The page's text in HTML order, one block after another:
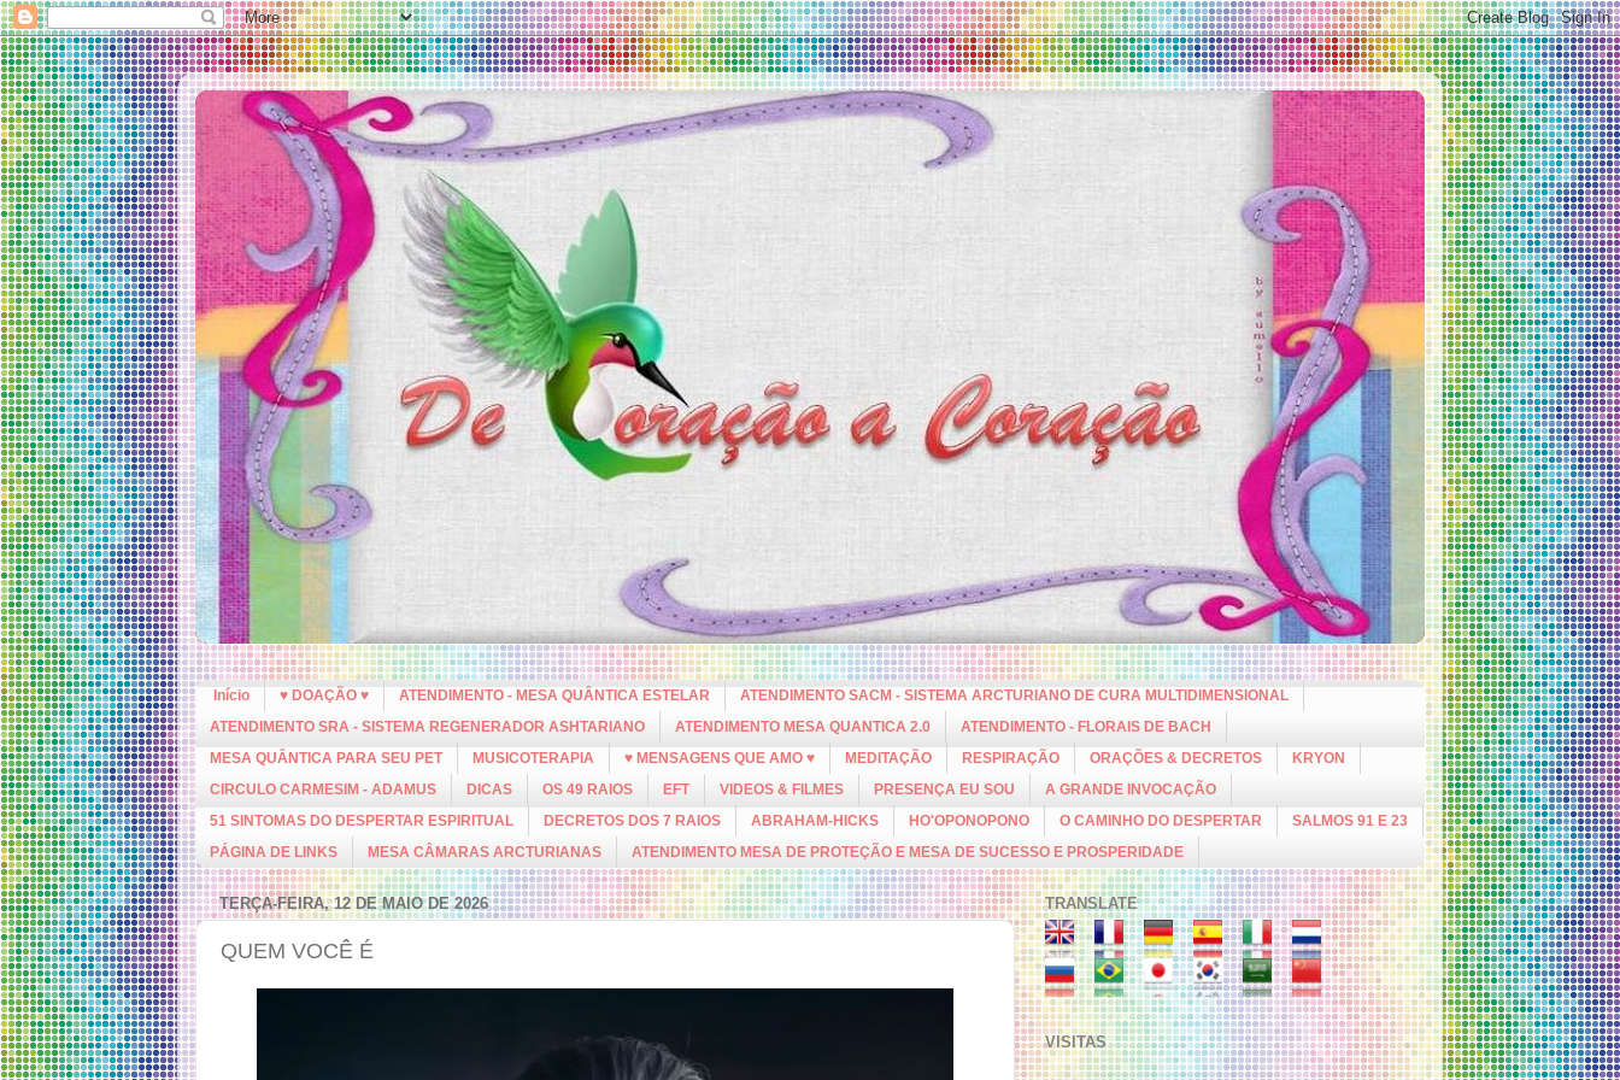
Início ♥ DOAÇÃO ♥ ATENDIMENTO - MESA QUÂNTICA ESTELAR
ATENDIMENTO SACM - SISTEMA ARCTURIANO DE CURA MULTIDIMENSIONAL
ATENDIMENTO SRA - SISTEMA REGENERADOR ASHTARIANO
ATENDIMENTO MESA QUANTICA 2.0
ATENDIMENTO - FLORAIS DE BACH
MESA QUÂNTICA PARA SEU PET
MUSICOTERAPIA ♥ MENSAGENS QUE AMO ♥ MEDITAÇÃO RESPIRAÇÃO ORAÇÕES & DECRETOS
KRYON
CIRCULO CARMESIM - ADAMUS
DICAS OS 49 RAIOS EFT VIDEOS & FILMES PRESENÇA EU SOU
A GRANDE INVOCAÇÃO
51 SINTOMAS DO DESPERTAR ESPIRITUAL
DECRETOS DOS 7 RAIOS ABRAHAM-HICKS HO'OPONOPONO O CAMINHO DO DESPERTAR
SALMOS 91 E 23
PÁGINA DE LINKS
MESA CÂMARAS ARCTURIANAS ATENDIMENTO MESA DE PROTEÇÃO E MESA DE SUCESSO E PROSPERIDADE
TERÇA-FEIRA, 12 DE MAIO DE 2026
QUEM VOCÊ É
TRANSLATE
VISITAS